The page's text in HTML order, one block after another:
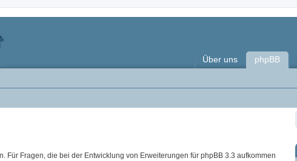
Über uns phpBB
Fragen, die bei der Entwicklung von Erweiterungen für phpBB 3.3 aufkommen